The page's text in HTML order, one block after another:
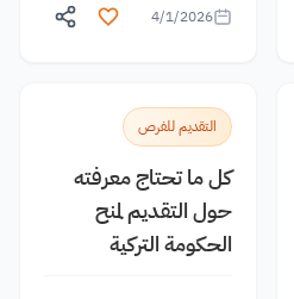
4/1/2026
التقديم للفرص
كل ما تحتاج معرفته
حول التقديم لمنح
الحكومة التركية